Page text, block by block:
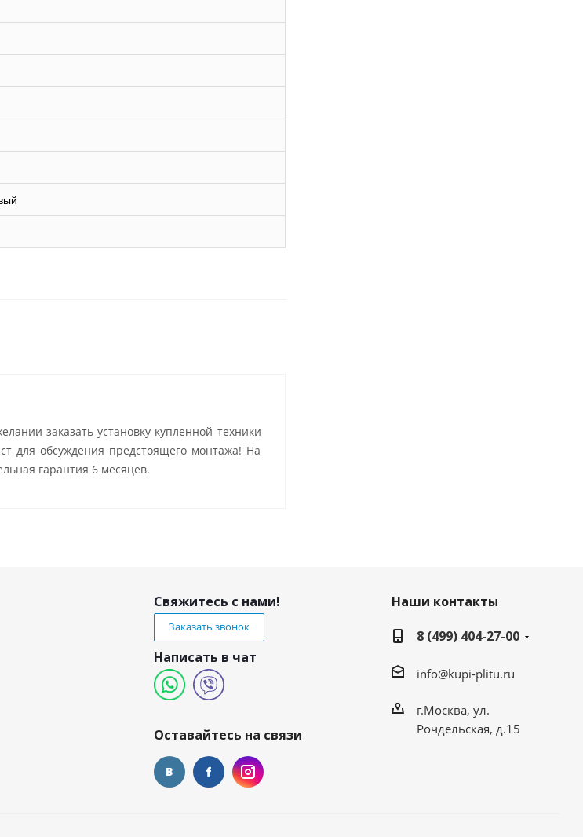
заказать установку купленной техники
для обсуждения предстоящего монтажа! На
гарантия 6 месяцев.
Свяжитесь с нами!
Заказать звонок
Написать в чат
Оставайтесь на связи
Наши контакты
8 (499) 404-27-00
info@kupi-plitu.ru
г.Москва, ул.
Рочдельская, д.15